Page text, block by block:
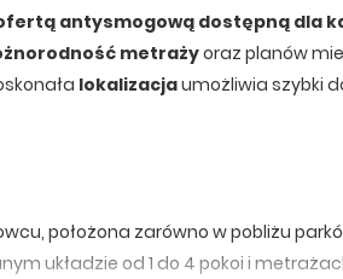
antysmogową dostępną dla
metrażyoraz planów
lokalizacjaumożliwia szybki
położona zarówno w pobliżu
układzie od 1 do 4 pokoi i